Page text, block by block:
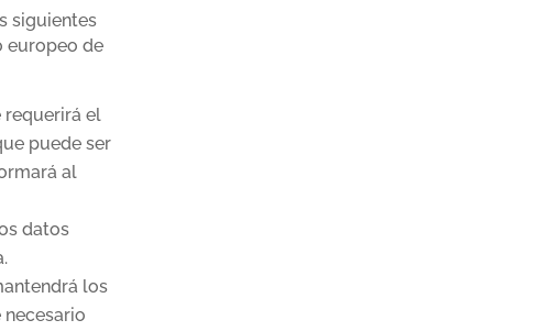
siguientes
europeo de
requerirá el
puede ser
al
datos
los